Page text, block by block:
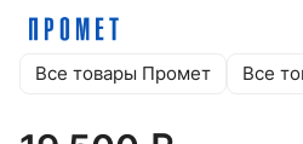
Все товары Промет Все